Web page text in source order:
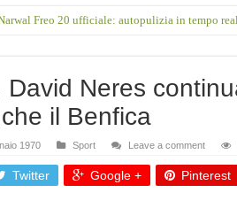
Freo 20 ufficiale: autopulizia in tempo
David Neres
il Benfica
1970 Sport Leave a comment
Twitter Google + Pinterest